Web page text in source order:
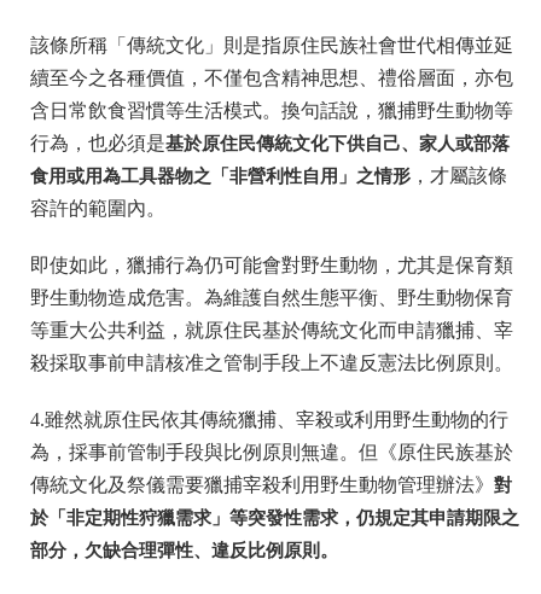
該條所稱「傳統文化」則是指原住民族社會世代相傳並延
續至今之各種價值，不僅包含精神思想、禮俗層面，亦包
含日常飲食習慣等生活模式。換句話說，獵捕野生動物等
行為，也必須是基於原住民傳統文化下供自己、家人或部落
食用或用為工具器物之「非營利性自用」之情形 ，才屬該條
容許的範圍內。
即使如此，獵捕行為仍可能會對野生動物，尤其是保育類
野生動物造成危害。為維護自然生態平衡、野生動物保育
等重大公共利益，就原住民基於傳統文化而申請獵捕、宰
殺採取事前申請核准之管制手段上不違反憲法比例原則。
4.雖然就原住民依其傳統獵捕、宰殺或利用野生動物的行
為，採事前管制手段與比例原則無違。但《原住民族基於
傳統文化及祭儀需要獵捕宰殺利用野生動物管理辦法》 對
於「非定期性狩獵需求」等突發性需求，仍規定其申請期限之
部分，欠缺合理彈性、違反比例原則。